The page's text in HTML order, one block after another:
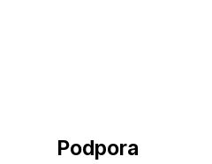
Podpora